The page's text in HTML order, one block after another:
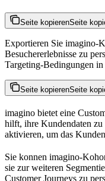
Seite kopierenSeite
Exportieren Sie imagino-
Besuchererlebnisse zu
Targeting-Bedingungen
Seite kopierenSeite
imagino bietet eine
hilft, ihre Kundendaten
aktivieren, um das
Sie konnen imagino-
sie zur weiteren
Customer Journeys zu